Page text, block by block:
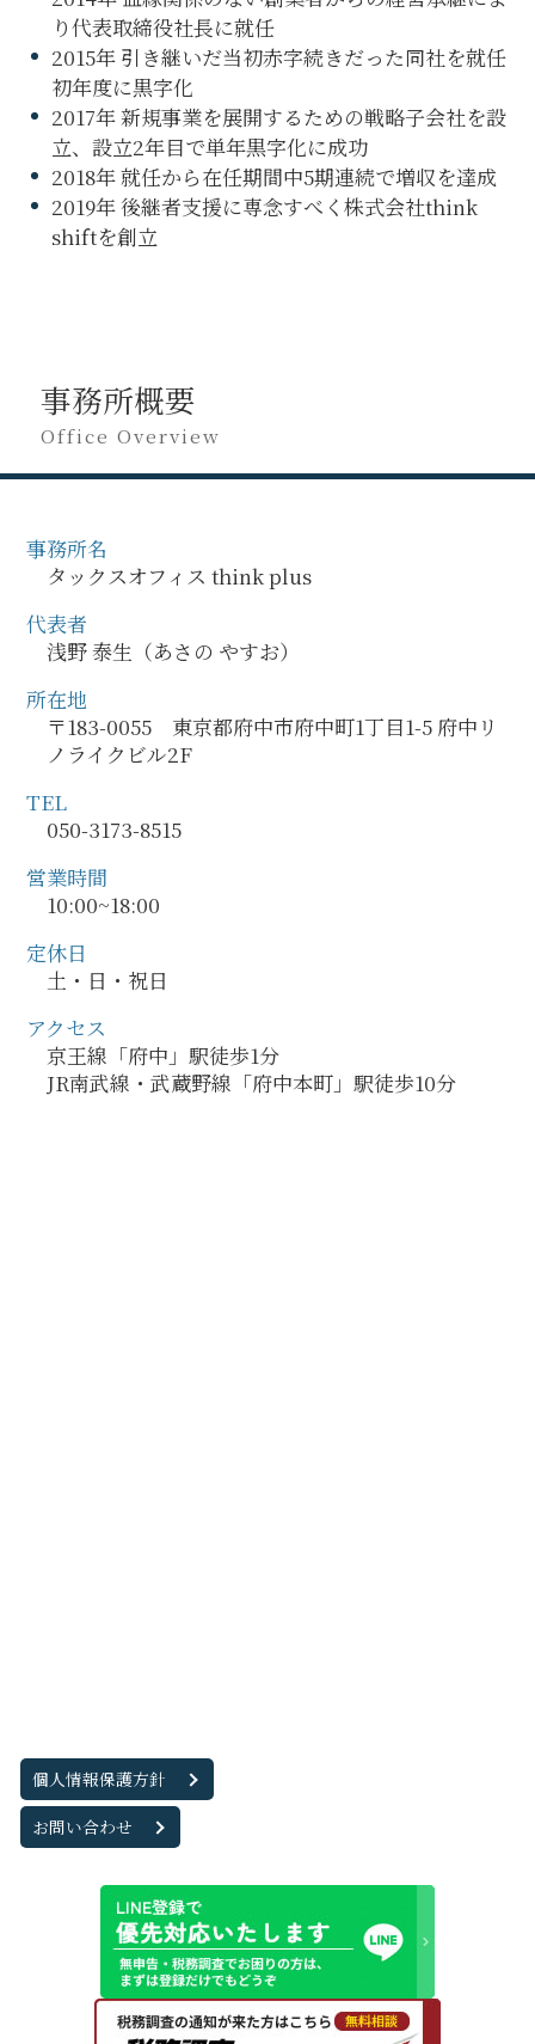
り代表取締役社長に就任
2015年 引き継いだ当初赤字続きだった同社を就任
初年度に黒字化
2017年 新規事業を展開するための戦略子会社を設
立、設立2年目で単年黒字化に成功
2018年 就任から在任期間中5期連続で増収を達成
2019年 後継者支援に専念すべく株式会社think
shiftを創立
事務所概要
Office Overview
事務所名
タックスオフィス think plus
代表者
浅野 泰生（あさの やすお）
所在地
〒183-0055 東京都府中市府中町1丁目1-5 府中リ
ノライクビル2F
TEL
050-3173-8515
営業時間
10:00~18:00
定休日
土・日・祝日
アクセス
京王線「府中」駅徒歩1分
JR南武線・武蔵野線「府中本町」駅徒歩10分
個人情報保護方針
お問い合わせ